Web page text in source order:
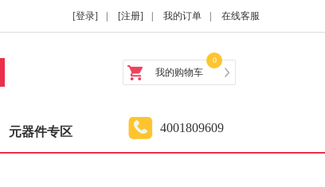
[登录] [注册] 我的订单 在线客服
我的购物车
0
元器件专区 4001809609